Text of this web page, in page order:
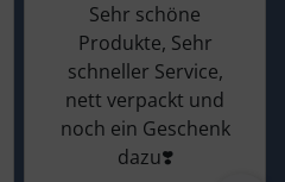
Sehr schöne
Produkte, Sehr
schneller Service,
nett verpackt und
noch ein Geschenk
dazu❣️